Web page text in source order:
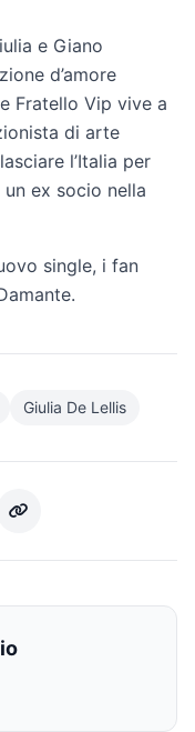
e Giano
d’amore
Fratello Vip vive a
di arte
l’Italia per
ex socio nella
single, i fan
Giulia De Lellis